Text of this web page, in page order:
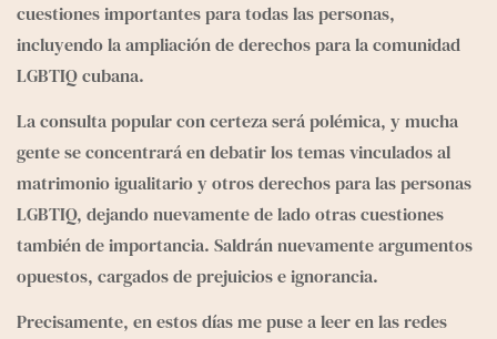
cuestiones importantes para todas las personas,
incluyendo la ampliación de derechos para la comunidad
LGBTIQ cubana.
La consulta popular con certeza será polémica, y mucha
gente se concentrará en debatir los temas vinculados al
matrimonio igualitario y otros derechos para las personas
LGBTIQ, dejando nuevamente de lado otras cuestiones
también de importancia. Saldrán nuevamente argumentos
opuestos, cargados de prejuicios e ignorancia.
Precisamente, en estos días me puse a leer en las redes